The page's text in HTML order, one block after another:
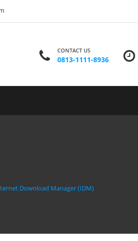
CONTACT US
0813-1111-8936
Download Manager (IDM)